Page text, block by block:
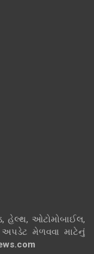
હેલ્થ, ઓટોમોબાઈલ,
મેળવવા માટેનું